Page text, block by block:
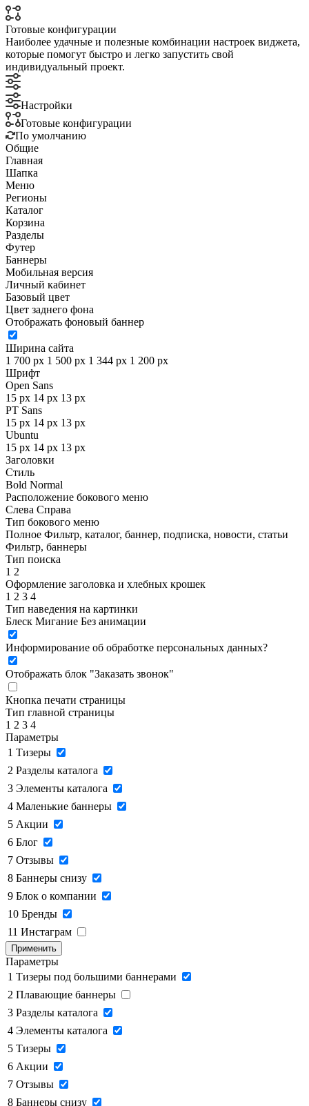
Готовые конфигурации
Наиболее удачные и полезные комбинации настроек виджета,
которые помогут быстро и легко запустить свой
индивидуальный проект.
Настройки
Готовые конфигурации
По умолчанию
Общие
Главная
Шапка
Меню
Регионы
Каталог
Корзина
Разделы
Футер
Баннеры
Мобильная версия
Личный кабинет
Базовый цвет
Цвет заднего фона
Отображать фоновый баннер
Ширина сайта
1 700 px 1 500 px 1 344 px 1 200 px
Шрифт
Open Sans
15 px 14 px 13 px
PT Sans
15 px 14 px 13 px
Ubuntu
15 px 14 px 13 px
Заголовки
Стиль
Bold Normal
Расположение бокового меню
Слева Справа
Тип бокового меню
Полное Фильтр, каталог, баннер, подписка, новости, статьи
Фильтр, баннеры
Тип поиска
1 2
Оформление заголовка и хлебных крошек
1 2 3 4
Тип наведения на картинки
Блеск Мигание Без анимации
Информирование об обработке персональных данных?
Отображать блок "Заказать звонок"
Кнопка печати страницы
Тип главной страницы
1 2 3 4
Параметры
1 Тизеры
2 Разделы каталога
3 Элементы каталога
4 Маленькие баннеры
5 Акции
6 Блог
7 Отзывы
8 Баннеры снизу
9 Блок о компании
10 Бренды
11 Инстаграм
Применить
Параметры
1 Тизеры под большими баннерами
2 Плавающие баннеры
3 Разделы каталога
4 Элементы каталога
5 Тизеры
6 Акции
7 Отзывы
8 Баннеры снизу